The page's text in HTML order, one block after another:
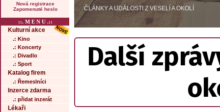
Nová registrace
Zapomenuté heslo
::. M E N U .::
Kulturní akce
.: Kino
.: Koncerty
.: Divadlo
.: Sport
Katalog firem
.: Řemeslníci
Inzerce zdarma
.: přidat inzerát
Lékaři
ČLÁNKY A UDÁLOSTI Z VESELÍ A OKOLÍ
Další